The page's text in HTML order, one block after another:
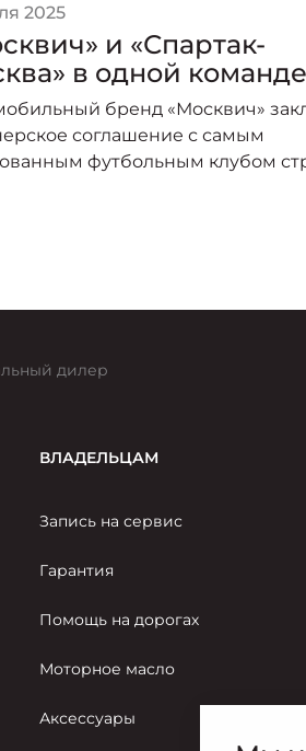
2025
и «Спартак-
в одной
бренд «Москвич»
соглашение с самым
футбольным клубом
дилер
ВЛАДЕЛЬЦАМ
Запись на сервис
Гарантия
Помощь на дорогах
Моторное масло
Аксессуары